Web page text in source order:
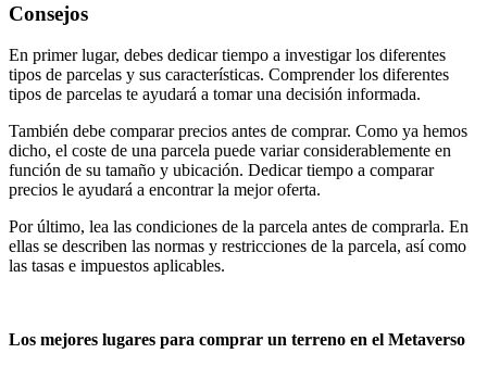
Consejos
En primer lugar, debes dedicar tiempo a investigar los diferentes
tipos de parcelas y sus características. Comprender los diferentes
tipos de parcelas te ayudará a tomar una decisión informada.
También debe comparar precios antes de comprar. Como ya hemos
dicho, el coste de una parcela puede variar considerablemente en
función de su tamaño y ubicación. Dedicar tiempo a comparar
precios le ayudará a encontrar la mejor oferta.
Por último, lea las condiciones de la parcela antes de comprarla. En
ellas se describen las normas y restricciones de la parcela, así como
las tasas e impuestos aplicables.
Los mejores lugares para comprar un terreno en el Metaverso